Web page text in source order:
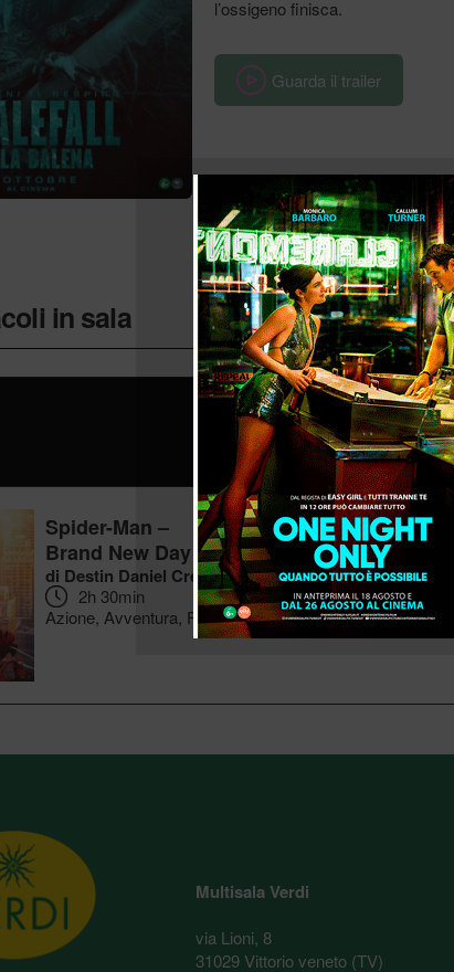
l’ossigeno finisca.
Guarda il trailer
in sala
Spider-Man –
Brand New Day
di Destin Daniel Cretton
2h 30min
Azione, Avventura, Fantasy
21:50
Multisala Verdi
via Lioni, 8
31029 Vittorio veneto (TV)